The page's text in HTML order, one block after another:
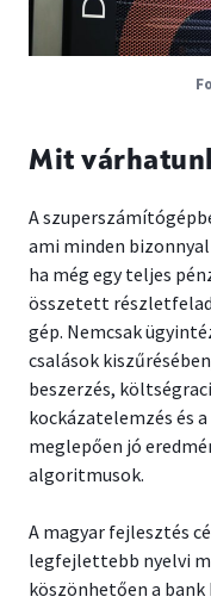
Mit
A
ami minden
ha még egy teljes
összetett
gép. Nemcsak
csalások
beszerzés,
kockázatelemzés és
meglepően jó
algoritmusok.
A magyar fejlesztés
legfejlettebb nyelvi
köszönhetően a bank